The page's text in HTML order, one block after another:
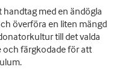
med en ändögla
överföra en liten mängd
till det valda
och färgkodade för att